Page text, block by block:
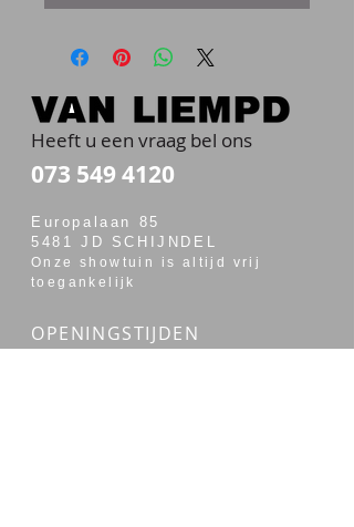
Heeft u een vraag bel ons
073 549 4120
Europalaan 85
5481 JD SCHIJNDEL
Onze showtuin is altijd vrij
toegankelijk
OPENINGSTIJDEN
maandag t/m vrijdag van 7:00 - 17:30